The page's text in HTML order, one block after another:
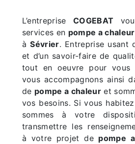
L’entrepriseCOGEBAT
services en pompe a chaleur
àSévrier. Entreprise usant
et d’un savoir-faire de
tout en oeuvre pour vous
vous accompagnons ainsi
de pompe a chaleuret
vos besoins. Si vous
sommes à votre
transmettre les
à votre projet de pompe